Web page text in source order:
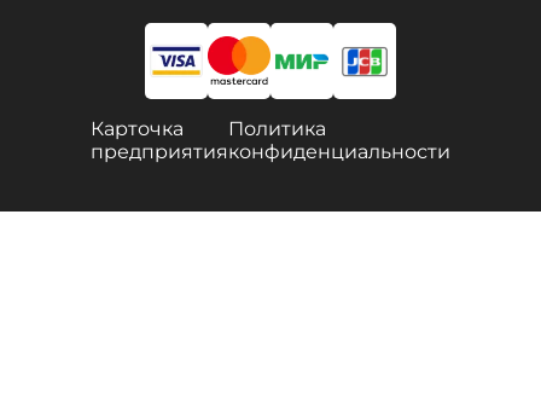
Карточка
предприятия
Политика
конфиденциальности